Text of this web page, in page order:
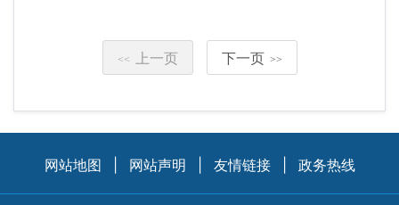
<< 上一页 下一页 >>
网站地图 网站声明 友情链接 政务热线